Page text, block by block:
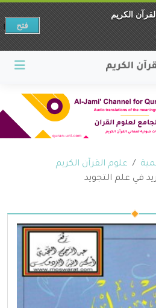
علوم القرآن الكريم
في علم التجويد
الكريم
فتح